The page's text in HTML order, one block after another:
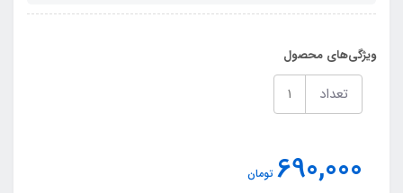
ویژگی‌های محصول
تعداد
690,000 تومان